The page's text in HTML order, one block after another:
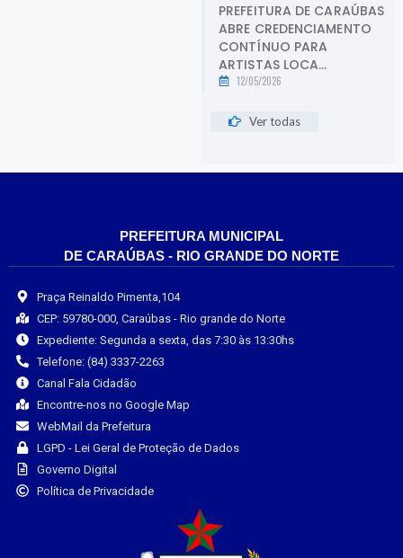
PREFEITURA DE CARAÚBAS
ABRE CREDENCIAMENTO
CONTÍNUO PARA
ARTISTAS LOCA...
12/05/2026
Ver todas
PREFEITURA MUNICIPAL
DE CARAÚBAS - RIO GRANDE DO NORTE
Praça Reinaldo Pimenta,104
CEP: 59780-000, Caraúbas - Rio grande do Norte
Expediente: Segunda a sexta, das 7:30 às 13:30hs
Telefone: (84) 3337-2263
Canal Fala Cidadão
Encontre-nos no Google Map
WebMail da Prefeitura
LGPD - Lei Geral de Proteção de Dados
Governo Digital
Política de Privacidade